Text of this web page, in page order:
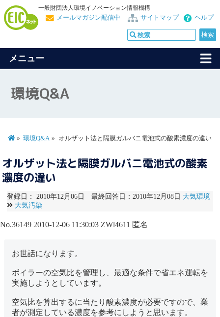
一般財団法人環境イノベーション情報機構
ヘルプ
サイトマップ
メールマガジン配信中
メニュー
環境Q&A
環境Q&A オルザット法と隔膜ガルバニ電池式の酸素濃度の違い
オルザット法と隔膜ガルバニ電池式の酸素
濃度の違い
登録日： 2010年12月06日 最終回答日：2010年12月08日 大気環境
大気汚染
No.36149 2010-12-06 11:30:03 ZWl4611 匿名
お世話になります。
ボイラーの空気比を管理し、最適な条件で省エネ運転を
実施しようとしています。
空気比を算出するに当たり酸素濃度が必要ですので、業
者が測定している濃度を参考にしようと思います。